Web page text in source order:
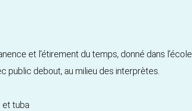
et l’étirement du temps, donné dans l’école
public debout, au milieu des interprètes.
et tuba